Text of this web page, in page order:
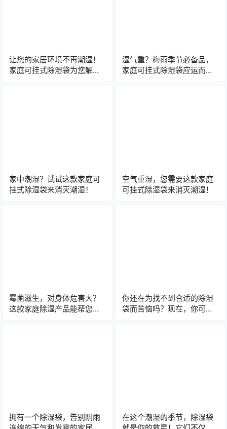
让您的家居环境不再潮湿！
家庭可挂式除湿袋为您解决
湿气重？梅雨季节必备品，
家庭可挂式除湿袋应运而
家中潮湿？试试这款家庭可
挂式除湿袋来消灭潮湿！
空气重湿，您需要这款家庭
可挂式除湿袋来消灭潮湿！
霉菌滋生，对身体危害大？
这款家庭除湿产品能帮您防
你还在为找不到合适的除湿
袋而苦恼吗？现在，你可以
拥有一个除湿袋，告别阴雨
在这个潮湿的季节，除湿袋